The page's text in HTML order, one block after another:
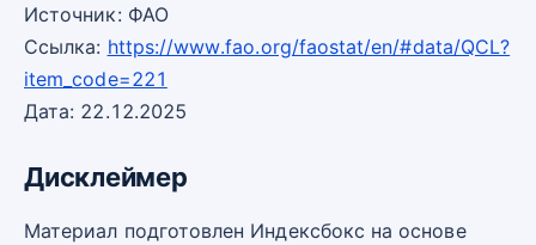
Источник: ФАО
Ссылка: https://www.fao.org/faostat/en/#data/QCL?
item_code=221
Дата: 22.12.2025
Дисклеймер
Материал подготовлен Индексбокс на основе